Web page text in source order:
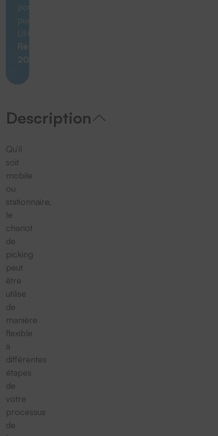
pour
puces
UHF |
Réf.
20488
Description
Qu’il
soit
mobile
ou
stationnaire,
le
chariot
de
picking
peut
être
utilisé
de
manière
flexible
à
différentes
étapes
de
votre
processus
de